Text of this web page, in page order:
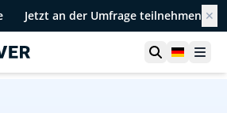
Jetzt an der Umfrage teilnehmen ✕
Suche